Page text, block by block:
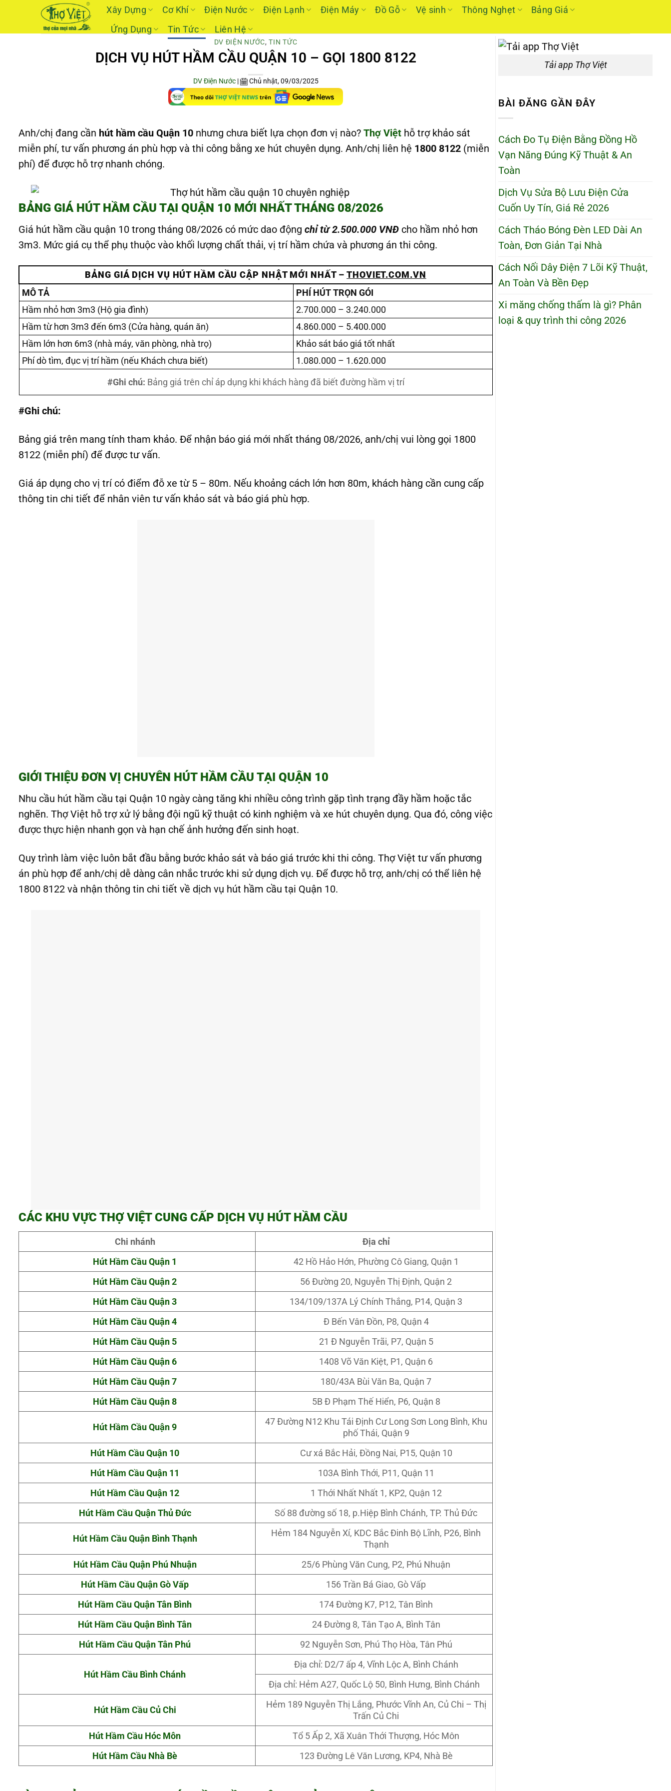
Xây Dựng Cơ Khí Điện Nước Điện Lạnh Điện Máy Đồ Gỗ Vệ sinh Thông Nghẹt
Bảng Giá
Ứng Dụng
Tin Tức Liên Hệ
DV ĐIỆN NƯỚC,TIN TỨC
DỊCH VỤ HÚT HẦM CẦU QUẬN 10 – GỌI 1800 8122
DV Điện Nước| Chủ nhật, 09/03/2025
Anh/chị đang cần hút hầm cầu Quận 10 nhưng chưa biết lựa chọn đơn vị nào? Thợ Việt hỗ trợ khảo sát
miễn phí, tư vấn phương án phù hợp và thi công bằng xe hút chuyên dụng. Anh/chị liên hệ 1800 8122 (miễn
phí) để được hỗ trợ nhanh chóng.
BẢNG GIÁ HÚT HẦM CẦU TẠI QUẬN 10 MỚI NHẤT THÁNG 08/2026
Giá hút hầm cầu quận 10 trong tháng 08/2026 có mức dao động chỉ từ 2.500.000 VNĐ cho hầm nhỏ hơn
3m3. Mức giá cụ thể phụ thuộc vào khối lượng chất thải, vị trí hầm chứa và phương án thi công.
BẢNG GIÁ DỊCH VỤ HÚT HẦM CẦU CẬP NHẬT MỚI NHẤT –THOVIET.COM.VN
MÔ TẢ
PHÍ HÚT TRỌN GÓI
Hầm nhỏ hơn 3m3 (Hộ gia đình)
2.700.000 – 3.240.000
Hầm từ hơn 3m3 đến 6m3 (Cửa hàng, quán ăn)
4.860.000 – 5.400.000
Hầm lớn hơn 6m3 (nhà máy, văn phòng, nhà trọ)
Khảo sát báo giá tốt nhất
Phí dò tìm, đục vị trí hầm (nếu Khách chưa biết)
1.080.000 – 1.620.000
#Ghi chú: Bảng giá trên chỉ áp dụng khi khách hàng đã biết đường hầm vị trí
#Ghi chú:
Bảng giá trên mang tính tham khảo. Để nhận báo giá mới nhất tháng 08/2026, anh/chị vui lòng gọi 1800
8122 (miễn phí) để được tư vấn.
Giá áp dụng cho vị trí có điểm đỗ xe từ 5 – 80m. Nếu khoảng cách lớn hơn 80m, khách hàng cần cung cấp
thông tin chi tiết để nhân viên tư vấn khảo sát và báo giá phù hợp.
GIỚI THIỆU ĐƠN VỊ CHUYÊN HÚT HẦM CẦU TẠI QUẬN 10
Nhu cầu hút hầm cầu tại Quận 10 ngày càng tăng khi nhiều công trình gặp tình trạng đầy hầm hoặc tắc
nghẽn. Thợ Việt hỗ trợ xử lý bằng đội ngũ kỹ thuật có kinh nghiệm và xe hút chuyên dụng. Qua đó, công việc
được thực hiện nhanh gọn và hạn chế ảnh hưởng đến sinh hoạt.
Quy trình làm việc luôn bắt đầu bằng bước khảo sát và báo giá trước khi thi công. Thợ Việt tư vấn phương
án phù hợp để anh/chị dễ dàng cân nhắc trước khi sử dụng dịch vụ. Để được hỗ trợ, anh/chị có thể liên hệ
1800 8122 và nhận thông tin chi tiết về dịch vụ hút hầm cầu tại Quận 10.
CÁC KHU VỰC THỢ VIỆT CUNG CẤP DỊCH VỤ HÚT HẦM CẦU
Chi nhánh
Địa chỉ
Hút Hầm Cầu Quận 1
42 Hồ Hảo Hớn, Phường Cô Giang, Quận 1
Hút Hầm Cầu Quận 2
56 Đường 20, Nguyễn Thị Định, Quận 2
Hút Hầm Cầu Quận 3
134/109/137A Lý Chính Thắng, P14, Quận 3
Hút Hầm Cầu Quận 4
Đ Bến Vân Đồn, P8, Quận 4
Hút Hầm Cầu Quận 5
21 Đ Nguyễn Trãi, P7, Quận 5
Hút Hầm Cầu Quận 6
1408 Võ Văn Kiệt, P1, Quận 6
Hút Hầm Cầu Quận 7
180/43A Bùi Văn Ba, Quận 7
Hút Hầm Cầu Quận 8
5B Đ Phạm Thế Hiển, P6, Quận 8
Hút Hầm Cầu Quận 9
47 Đường N12 Khu Tái Định Cư Long Sơn Long Bình, Khu
phố Thái, Quận 9
Hút Hầm Cầu Quận 10
Cư xá Bắc Hải, Đồng Nai, P15, Quận 10
Hút Hầm Cầu Quận 11
103A Bình Thới, P11, Quận 11
Hút Hầm Cầu Quận 12
1 Thới Nhất Nhất 1, KP2, Quận 12
Hút Hầm Cầu Quận Thủ Đức
Số 88 đường số 18, p.Hiệp Bình Chánh, TP. Thủ Đức
Hút Hầm Cầu Quận Bình Thạnh
Hẻm 184 Nguyễn Xí, KDC Bắc Đinh Bộ Lĩnh, P26, Bình
Thạnh
Hút Hầm Cầu Quận Phú Nhuận
25/6 Phùng Văn Cung, P2, Phú Nhuận
Hút Hầm Cầu Quận Gò Vấp
156 Trần Bá Giao, Gò Vấp
Hút Hầm Cầu Quận Tân Bình
174 Đường K7, P12, Tân Bình
Hút Hầm Cầu Quận Bình Tân
24 Đường 8, Tân Tạo A, Bình Tân
Hút Hầm Cầu Quận Tân Phú
92 Nguyễn Sơn, Phú Thọ Hòa, Tân Phú
Hút Hầm Cầu Bình Chánh
Địa chỉ: D2/7 ấp 4, Vĩnh Lộc A, Bình Chánh
Địa chỉ: Hẻm A27, Quốc Lộ 50, Bình Hưng, Bình Chánh
Hút Hầm Cầu Củ Chi
Hẻm 189 Nguyễn Thị Lắng, Phước Vĩnh An, Củ Chi – Thị
Trấn Củ Chi
Hút Hầm Cầu Hóc Môn
Tổ 5 Ấp 2, Xã Xuân Thới Thượng, Hóc Môn
Hút Hầm Cầu Nhà Bè
123 Đường Lê Văn Lương, KP4, Nhà Bè
Tải app Thợ Việt
BÀI ĐĂNG GẦN ĐÂY
Cách Đo Tụ Điện Bằng Đồng Hồ
Vạn Năng Đúng Kỹ Thuật & An
Toàn
Dịch Vụ Sửa Bộ Lưu Điện Cửa
Cuốn Uy Tín, Giá Rẻ 2026
Cách Tháo Bóng Đèn LED Dài An
Toàn, Đơn Giản Tại Nhà
Cách Nối Dây Điện 7 Lõi Kỹ Thuật,
An Toàn Và Bền Đẹp
Xi măng chống thấm là gì? Phân
loại & quy trình thi công 2026